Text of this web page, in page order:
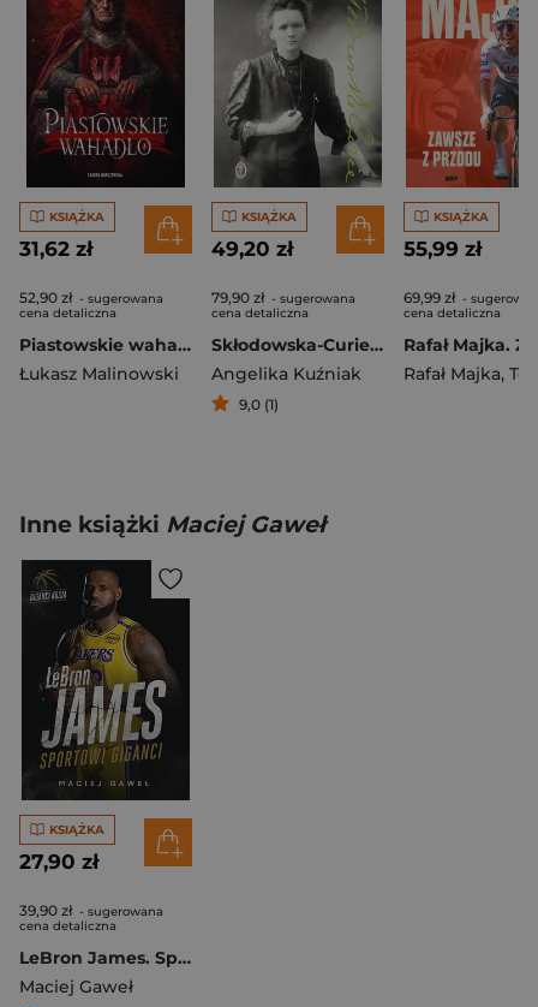
KSIĄŻKA
31,62 zł
52,90 zł - sugerowana
cena detaliczna
Piastowskie wahadło
Łukasz Malinowski
KSIĄŻKA
49,20 zł
79,90 zł - sugerowana
cena detaliczna
Skłodowska-Curie. Rebeliantka
Angelika Kuźniak
9,0 (1)
KSIĄŻKA
55,99 zł
69,99 zł -
cena detaliczna
Rafał Majka,
Inne książki Maciej Gaweł
KSIĄŻKA
27,90 zł
39,90 zł - sugerowana
cena detaliczna
LeBron James. Sportowi giganci
Maciej Gaweł